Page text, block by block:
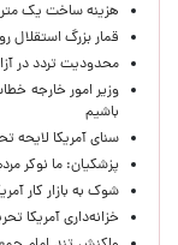
هزینه ساخت یک
قمار بزرگ استقلال
محدودیت تردد در آزادراه
وزیر امور خارجه
باشیم
سنای آمریکا لایحه
پزشکیان: ما نوکر
شوک به بازار کار آمریکا/ اقتصاد
خزانه‌داری آمریکا